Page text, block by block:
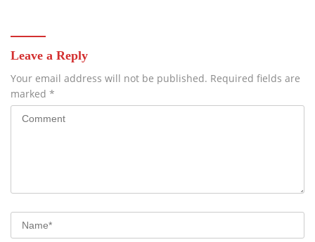
Leave a Reply
Your email address will not be published. Required fields are
marked *